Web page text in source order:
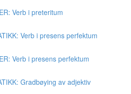
Verb i preteritum
Verb i presens perfektum
Verb i presens perfektum
Gradbøying av adjektiv